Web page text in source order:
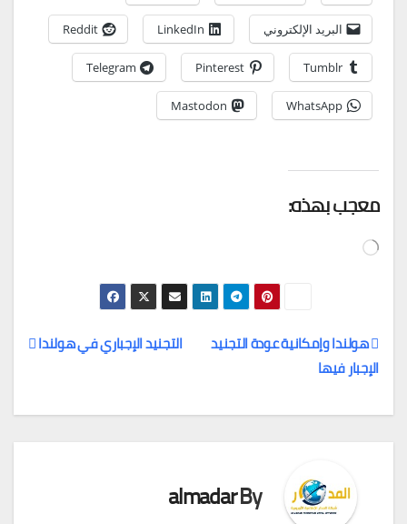
البريد الإلكتروني LinkedIn
Reddit
Tumblr
Pinterest
Telegram
WhatsApp
Mastodon
معجب بهذه:
جاري
تصفّح
المقالات
التجنيد الإجباري في هولندا
هولندا وإمكانية عودة التجنيد
الإجبار فيها
By
almadar